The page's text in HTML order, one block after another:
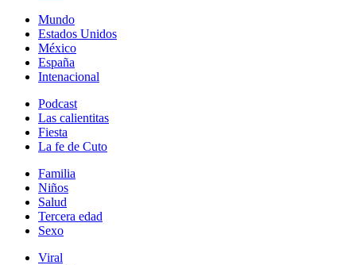
Mundo
Estados Unidos
México
España
Intenacional
Podcast
Las calientitas
Fiesta
La fe de Cuto
Familia
Niños
Salud
Tercera edad
Sexo
Viral